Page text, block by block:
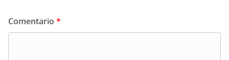
Comentario *